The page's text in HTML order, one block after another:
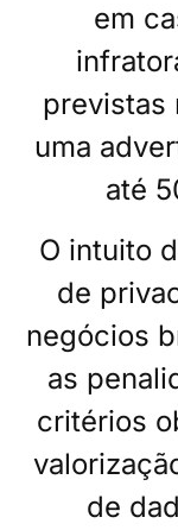
em
previstas
uma
até
O intuito
de
negócios
as
critérios
de